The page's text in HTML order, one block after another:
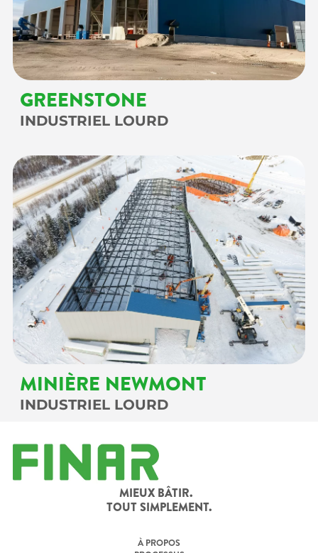
GREENSTONE
INDUSTRIEL LOURD
MINIÈRE NEWMONT
INDUSTRIEL LOURD
MIEUX BÂTIR.
TOUT SIMPLEMENT.
À PROPOS